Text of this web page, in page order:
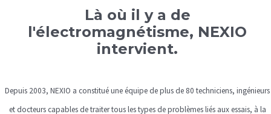
Là où il y a de
l'électromagnétisme, NEXIO
intervient.
Depuis 2003, NEXIO a constitué une équipe de plus de 80 techniciens, ingénieurs
et docteurs capables de traiter tous les types de problèmes liés aux essais, à la